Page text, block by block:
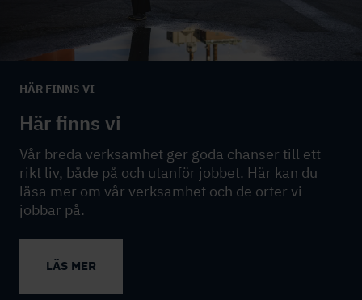
HÄR FINNS VI
Här finns vi
Vår breda verksamhet ger goda chanser till ett
rikt liv, både på och utanför jobbet. Här kan du
läsa mer om vår verksamhet och de orter vi
jobbar på.
LÄS MER